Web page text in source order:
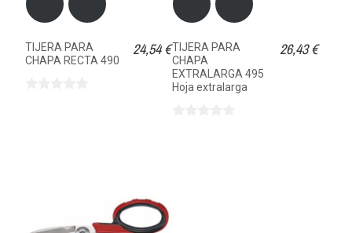
TIJERA PARA
CHAPA RECTA 490
24,54 €TIJERA PARA
CHAPA
EXTRALARGA 495
Hoja extralarga
26,43 €